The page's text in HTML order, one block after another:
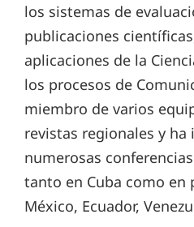
los sistemas de
publicaciones
aplicaciones de la
los procesos de
miembro de varios
revistas regionales y
numerosas
tanto en Cuba como en
México, Ecuador,